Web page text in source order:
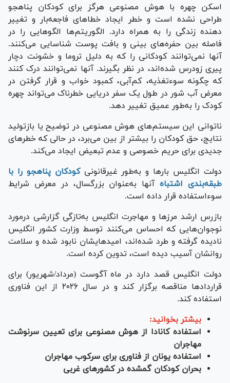
اسکن چهره با هوش مصنوعی هرگز برای کودکان پناهجو
طراحی نشده است و خطر ایجاد خطا‌های فاجعه‌بار و تغییر
دهنده زندگی را به همراه دارد. الگوریتم‌ها الگو‌هایی را در
فاصله بین حفره‌های بینی و بافت پوست شناسایی می‌کنند.
آنها نمی‌توانند کودکانی را که به دلیل تروما و خشونت دچار
پیری زودرس شده‌اند، در نظر بگیرند. آنها نمی‌توانند درک کنند
که چگونه سوءتغذیه، کم‌آبی، کمبود خواب و قرار گرفتن در
معرض آب شور در طول یک سفر دریایی خطرناک می‌تواند چهره
کودک را به‌طور عمیق تغییر دهد.
ناتوانی این سیستم‌های هوش مصنوعی در توضیح یا بازتولید
نتایج، حق کودکان را بیشتر از بین می‌برد، در حالی که خطر‌های
جدیدی برای حریم خصوصی و عدم تبعیض ایجاد می‌کند.
دولت انگلیس بار‌ها و به‌طور غیرقانونیکودکان پناهجو را با
طبقه‌بندی اشتباهآنها به‌عنوان بزرگسال، در معرض شرایط
سوءاستفاده قرار داده است.
بازرس ارشد مرز‌ها و مهاجرت انگلیس به‌تازگی گزارشی درمورد
نوجوان‌هایی که احساس می‌کنند توسط وزارت کشور انگلیس
نادیده گرفته و طرد شده‌اند، امیدهایشان نابود شده و سلامت
روانشان آسیب دیده است، تدوین کرده است.
دولت انگلیس قصد دارد در ماه آگوست (مرداد/شهریور) برای
قرارداد‌ها مناقصه برگزار کند و در سال ۲۰۲۶ از این فناوری
استفاده کند.
بیشتر بخوانید:
استفاده کانادا از هوش مصنوعی برای تعیین سرنوشت
مهاجران
استفاده یونان از فناوری برای سرکوب مهاجران
بحران کودکان گمشده در کشور‌های غربی